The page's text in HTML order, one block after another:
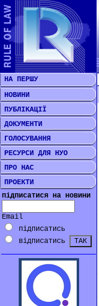
НА ПЕРШУ
НОВИНИ
ПУБЛІКАЦІЇ
ДОКУМЕНТИ
ГОЛОСУВАННЯ
РЕСУРСИ ДЛЯ НУО
ПРО НАС
ПРОЕКТИ
підписатися на новини
Email
підписатись
відписатись